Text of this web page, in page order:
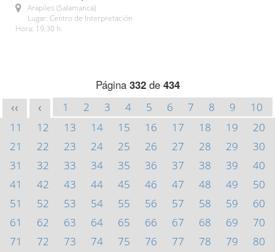
Arapiles (Salamanca)
Lugar: Centro de Interpretación
Hora: 19:30 h.
Página 332de 434
<< < 1 2 3 4 5 6 7 8 9
10
11
12 13 14 15 16 17 18 19
20
21
22 23 24 25 26 27 28 29
30
31
32 33 34 35 36 37 38 39
40
41
42 43 44 45 46 47 48 49
50
51
52 53 54 55 56 57 58 59
60
61
62 63 64 65 66 67 68 69
70
71
72 73 74 75 76 77 78 79
80